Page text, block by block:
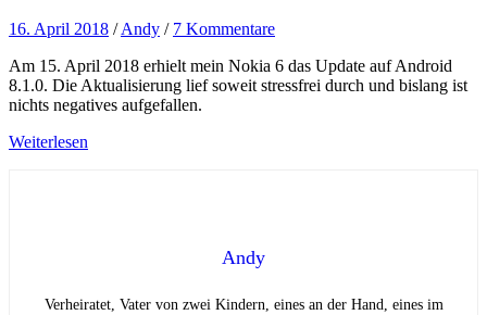
16. April 2018 /Andy / 7 Kommentare
Am 15. April 2018 erhielt mein Nokia 6 das Update auf Android
8.1.0. Die Aktualisierung lief soweit stressfrei durch und bislang ist
nichts negatives aufgefallen.
Weiterlesen
Andy
Verheiratet, Vater von zwei Kindern, eines an der Hand, eines im